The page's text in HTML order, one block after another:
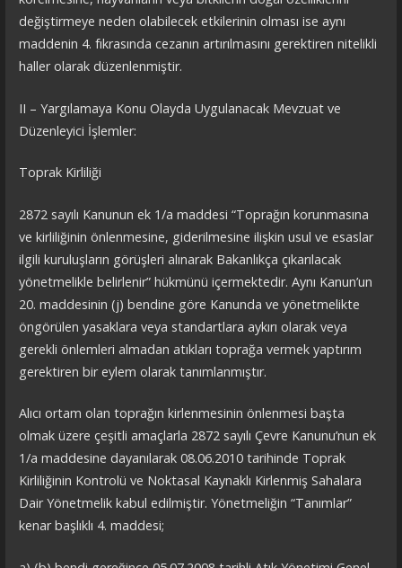
değiştirmeye neden olabilecek etkilerinin olması ise aynı
maddenin 4. fıkrasında cezanın artırılmasını gerektiren nitelikli
haller olarak düzenlenmiştir.
II – Yargılamaya Konu Olayda Uygulanacak Mevzuat ve
Düzenleyici İşlemler:
Toprak Kirliliği
2872 sayılı Kanunun ek 1/a maddesi “Toprağın korunmasına
ve kirliliğinin önlenmesine, giderilmesine ilişkin usul ve esaslar
ilgili kuruluşların görüşleri alınarak Bakanlıkça çıkarılacak
yönetmelikle belirlenir” hükmünü içermektedir. Aynı Kanun’un
20. maddesinin (j) bendine göre Kanunda ve yönetmelikte
öngörülen yasaklara veya standartlara aykırı olarak veya
gerekli önlemleri almadan atıkları toprağa vermek yaptırım
gerektiren bir eylem olarak tanımlanmıştır.
Alıcı ortam olan toprağın kirlenmesinin önlenmesi başta
olmak üzere çeşitli amaçlarla 2872 sayılı Çevre Kanunu’nun ek
1/a maddesine dayanılarak 08.06.2010 tarihinde Toprak
Kirliliğinin Kontrolü ve Noktasal Kaynaklı Kirlenmiş Sahalara
Dair Yönetmelik kabul edilmiştir. Yönetmeliğin “Tanımlar”
kenar başlıklı 4. maddesi;